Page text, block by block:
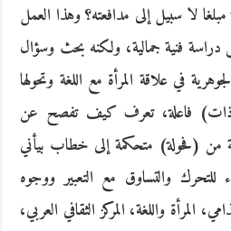
لا سبيل إلى مدافعته؟ وهذا العمل
فنية جمالية، ولكنه بحث وسؤال
في علاقة المرأة مع اللغة وتحولها
فاعلة، تعرف كيف تفصح عن
من (فحولة) متحكمة إلى خطاب بيأني
للتحرك والتساوق مع التعبير ووجوه
المرأة واللغة، المركز الثقافي العربي،